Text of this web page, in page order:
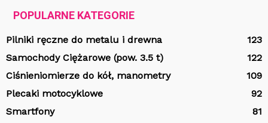
POPULARNE KATEGORIE
Pilniki ręczne do metalu i drewna
123
Samochody Ciężarowe (pow. 3.5 t)
122
Ciśnieniomierze do kół, manometry
109
Plecaki motocyklowe
92
Smartfony
81